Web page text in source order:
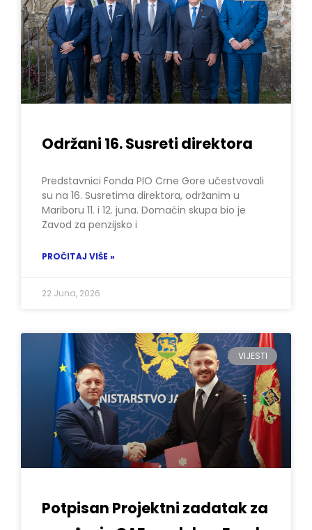
Održani 16. Susreti direktora
Predstavnici Fonda PIO Crne Gore učestvovali
su na 16. Susretima direktora, održanim u
Mariboru 11. i 12. juna. Domaćin skupa bio je
Zavod za penzijsko i
PROČITAJ VIŠE »
22 Juna, 2026
VIJESTI
Potpisan Projektni zadatak za